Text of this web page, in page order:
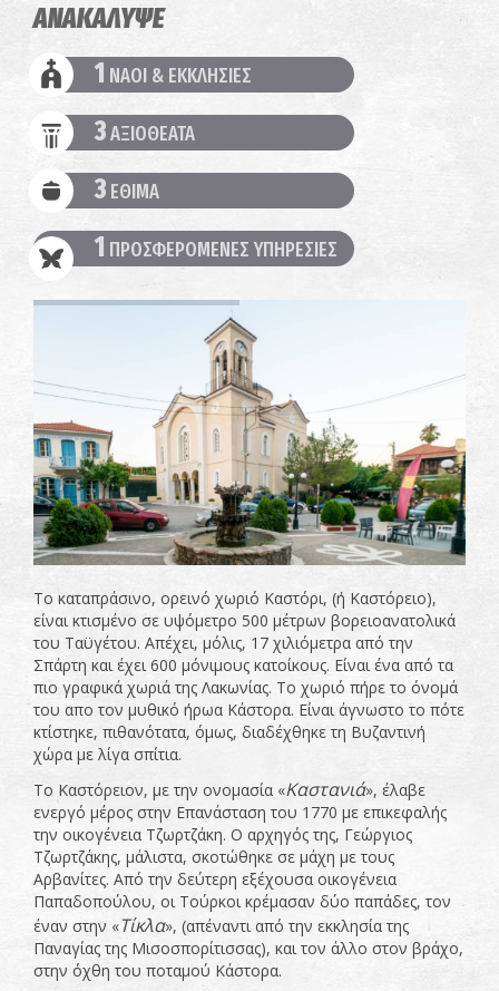
ΑΝΑΚΑΛΥΨΕ
1 ΝΑΟΙ & ΕΚΚΛΗΣΙΕΣ
3ΑΞΙΟΘΕΑΤΑ
3 ΕΘΙΜΑ
1 ΠΡΟΣΦΕΡΟΜΕΝΕΣ ΥΠΗΡΕΣΙΕΣ
Το καταπράσινο, ορεινό χωριό Καστόρι, (ή Καστόρειο),
είναι κτισμένο σε υψόμετρο 500 μέτρων βορειοανατολικά
του Ταϋγέτου. Απέχει, μόλις, 17 χιλιόμετρα από την
Σπάρτη και έχει 600 μόνιμους κατοίκους. Είναι ένα από τα
πιο γραφικά χωριά της Λακωνίας. Το χωριό πήρε το όνομά
του απο τον μυθικό ήρωα Κάστορα. Είναι άγνωστο το πότε
κτίστηκε, πιθανότατα, όμως, διαδέχθηκε τη Βυζαντινή
χώρα με λίγα σπίτια.
Το Καστόρειον, με την ονομασία «Καστανιά», έλαβε
ενεργό μέρος στην Επανάσταση του 1770 με επικεφαλής
την οικογένεια Τζωρτζάκη. Ο αρχηγός της, Γεώργιος
Τζωρτζάκης, μάλιστα, σκοτώθηκε σε μάχη με τους
Αρβανίτες. Από την δεύτερη εξέχουσα οικογένεια
Παπαδοπούλου, οι Τούρκοι κρέμασαν δύο παπάδες, τον
έναν στην «Τίκλα», (απέναντι από την εκκλησία της
Παναγίας της Μισοσπορίτισσας), και τον άλλο στον βράχο,
στην όχθη του ποταμού Κάστορα.